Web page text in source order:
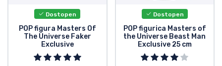
Dostopen
POP figura Masters Of
The Universe Faker
Exclusive
Dostopen
POP figurica Masters of
the Universe Beast Man
Exclusive 25 cm